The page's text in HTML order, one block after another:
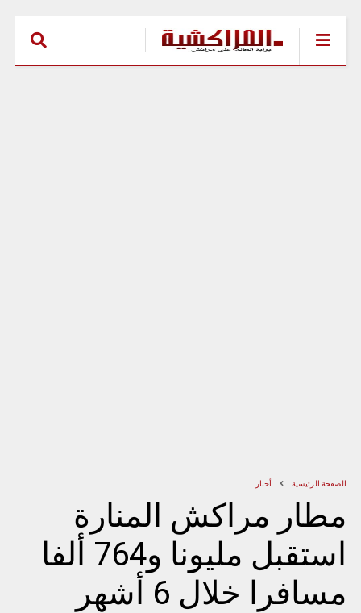
الصفحة الرئيسية أخبار
مطار مراكش المنارة
استقبل مليونا و764 ألفا
مسافرا خلال 6 أشهر